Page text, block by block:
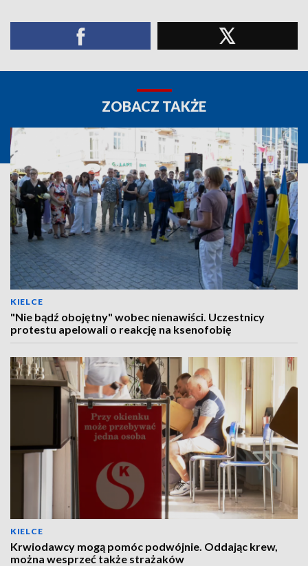
ZOBACZ TAKŻE
KIELCE
"Nie bądź obojętny" wobec nienawiści. Uczestnicy
protestu apelowali o reakcję na ksenofobię
KIELCE
Krwiodawcy mogą pomóc podwójnie. Oddając krew,
można wesprzeć także strażaków